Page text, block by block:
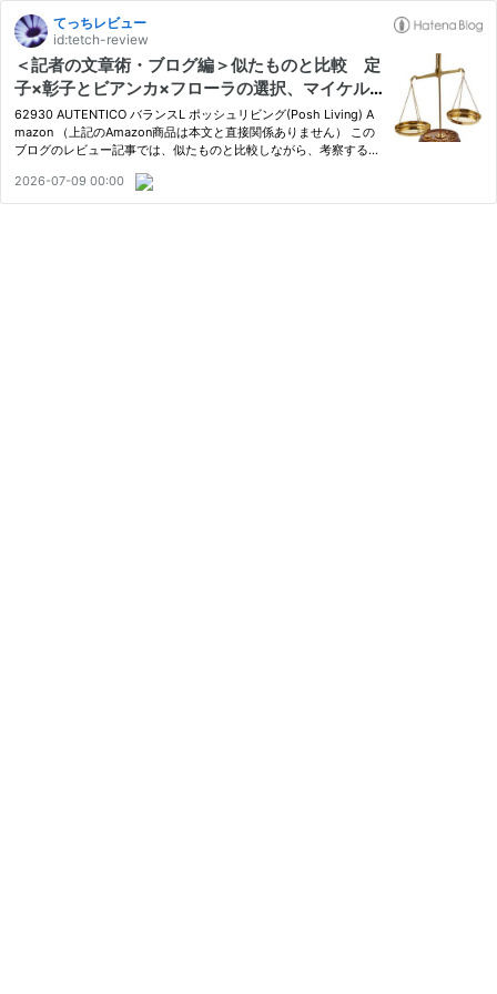
てっちレビュー
id:tetch-review
＜記者の文章術・ブログ編＞似たものと比較 定
子×彰子とビアンカ×フローラの選択、マイケル×
パコ×飛雄馬の父子関係・・・イメージが膨ら
み、考察が広がる
62930 AUTENTICO バランスL ポッシュリビング(Posh Living) A
mazon （上記のAmazon商品は本文と直接関係ありません） この
ブログのレビュー記事では、似たものと比較しながら、考察するこ
の伝記映画「Michael/マイケル」（２０２６年、米国）のレビュー
記事が…
2026-07-09 00:00